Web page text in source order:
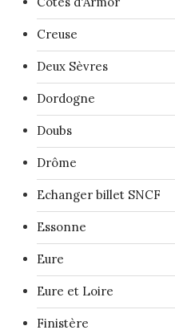
Creuse
Deux Sèvres
Dordogne
Doubs
Drôme
Echanger billet SNCF
Essonne
Eure
Eure et Loire
Finistère